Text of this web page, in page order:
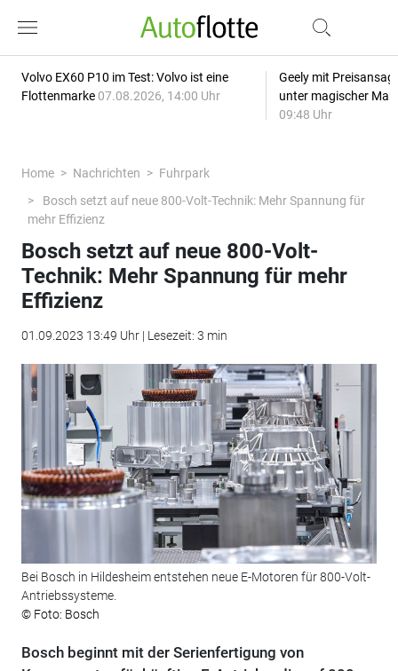
Volvo EX60 P10 im Test: Volvo ist eine
Flottenmarke 07.08.2026, 14:00 Uhr
Geely mit
unter magischer
09:48 Uhr
Home Nachrichten
Fuhrpark
Bosch setzt auf neue 800-Volt-Technik: Mehr Spannung für
mehr Effizienz
Bosch setzt auf neue 800-Volt-
Technik: Mehr Spannung für mehr
Effizienz
01.09.2023 13:49 Uhr | Lesezeit: 3 min
Bei Bosch in Hildesheim entstehen neue E-Motoren für 800-Volt-
Antriebssysteme.
© Foto: Bosch
Bosch beginnt mit der Serienfertigung von